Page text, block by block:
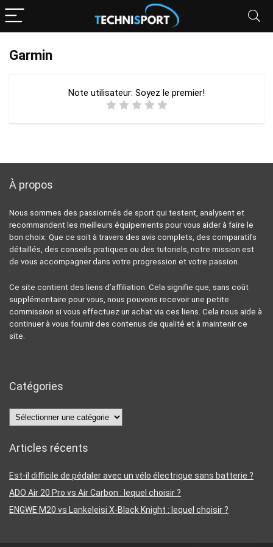
Garmin
Note utilisateur: Soyez le premier!
À propos
Nous sommes des passionnés de sport qui testent, analysent et
recommandent les meilleurs équipements pour vous aider à faire le
bon choix. Que ce soit à travers des avis complets, des comparatifs
détaillés, des conseils pratiques ou des tutoriels, notre mission est
de vous accompagner dans votre progression et votre passion.
Ce site contient des liens d’affiliation. Cela signifie que, sans coût
supplémentaire pour vous, nous pouvons recevoir une petite
commission si vous effectuez un achat via ces liens. Cela nous aide à
continuer à vous fournir des contenus de qualité et à maintenir ce
site.
Catégories
Catégories
Articles récents
Est-il difficile de pédaler avec un vélo électrique sans batterie ?
ADO Air 20 Pro vs Air Carbon : lequel choisir ?
ENGWE M20 vs Lankeleisi X-Black Knight : lequel choisir ?